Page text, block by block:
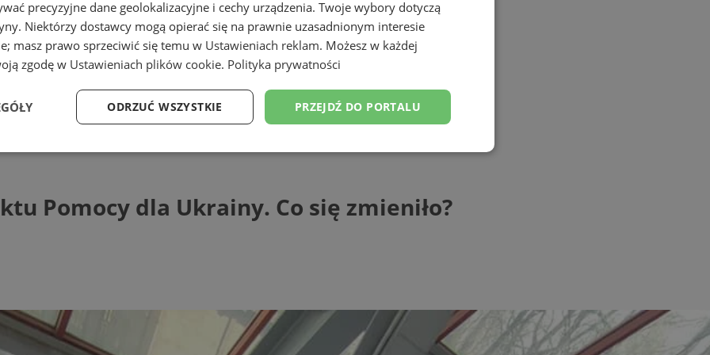
dla Ukrainy. Co się zmieniło?
Pomocy dla Ukrainy. Co się zmieniło?
precyzyjne dane geolokalizacyjne i cechy urządzenia. Twoje wybory dotyczą
Niektórzy dostawcy mogą opierać się na prawnie uzasadnionym interesie
masz prawo sprzeciwić się temu w Ustawieniach reklam. Możesz w każdej
zgodę w Ustawieniach plików cookie. Polityka prywatności
PRZEJDŹ DO PORTALU
ODRZUĆ WSZYSTKIE
Wydajność Targetowanie Funkcjonalność Niesklasyfikowane
niezbędnych plików cookie nie można prawidłowo korzystać ze strony internetowej.
Provider
Domena
Opis